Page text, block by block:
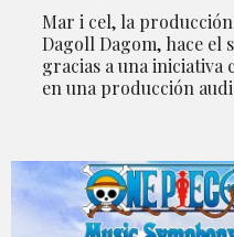
Mar i cel, la
Dagoll Dagom, hace el
gracias a una iniciativa
en una producción